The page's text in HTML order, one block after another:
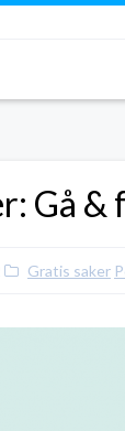
Gå &
Gratis saker